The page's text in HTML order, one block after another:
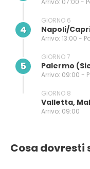
Arrivo: 07:00 -
4
GIORNO 6
Napoli/
Arrivo: 13:00 -
5
GIORNO 7
Palermo
Arrivo: 09:00 -
GIORNO 8
Valletta,
Arrivo: 09:00
Cosa dovresti